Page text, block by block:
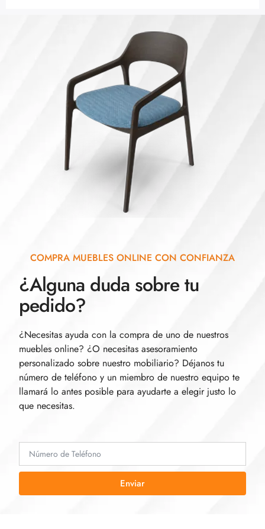
COMPRA MUEBLES ONLINE CON CONFIANZA
¿Alguna duda sobre tu
pedido?
¿Necesitas ayuda con la compra de uno de nuestros
muebles online? ¿O necesitas asesoramiento
personalizado sobre nuestro mobiliario? Déjanos tu
número de teléfono y un miembro de nuestro equipo te
llamará lo antes posible para ayudarte a elegir justo lo
que necesitas.
Enviar